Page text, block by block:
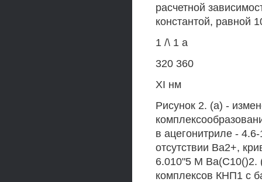
расчетной
константой, равной
1 /\ 1 а
320 360
XI нм
Рисунок 2. (а) -
в ацегонитриле -
отсутствии Ва2+,
6.010"5 М Ва(С10()2.
комплексов КНП1 с